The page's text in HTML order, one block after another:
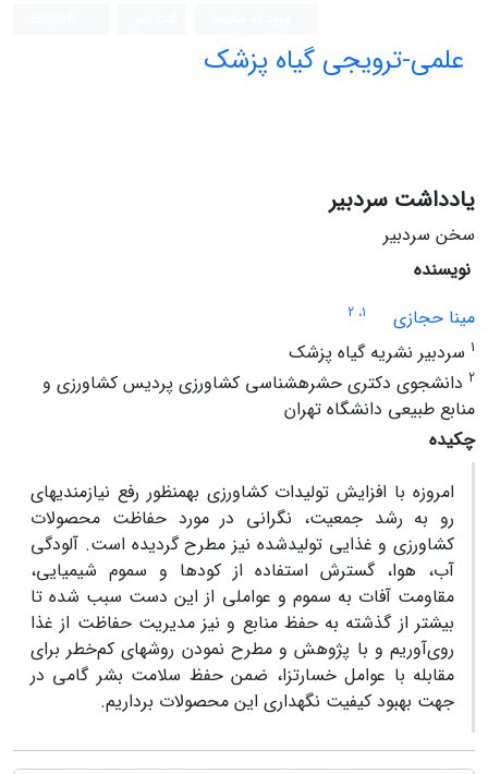
علمی-ترویجی گیاه پزشک
یادداشت سردبیر
سخن سردبیر
نویسنده
مینا حجازی
1، 2
1 سردبیر نشریه گیاه پزشک
2 دانشجوی دکتری حشرهشناسی کشاورزی پردیس کشاورزی و
منابع طبیعی دانشگاه تهران
چکیده
امروزه با افزایش تولیدات کشاورزی به­منظور رفع نیازمندی­های
رو به رشد جمعیت، نگرانی در مورد حفاظت محصولات
کشاورزی و غذایی تولیدشده نیز مطرح گردیده است. آلودگی
آب، هوا، گسترش استفاده از کود­ها و سموم شیمیایی،
مقاومت آفات به سموم و عواملی از این دست سبب شده تا
بیشتر از گذشته به حفظ منابع و نیز مدیریت حفاظت از غذا
روی‌آوریم و با پژوهش و مطرح نمودن روش­های کم‌خطر برای
مقابله با عوامل خسارت­زا، ضمن حفظ سلامت بشر گامی در
جهت بهبود کیفیت نگهداری این محصولات برداریم.